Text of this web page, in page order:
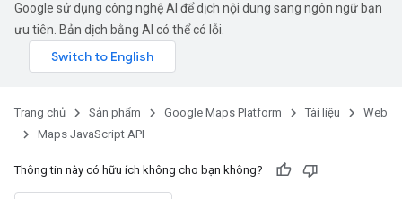
Google sử dụng công nghệ AI để dịch nội dung sang ngôn ngữ bạn
ưu tiên. Bản dịch bằng AI có thể có lỗi.
Trang chủ Sản phẩm Google Maps Platform Tài liệu
Web
Maps JavaScript API
Thông tin này có hữu ích không cho bạn không?